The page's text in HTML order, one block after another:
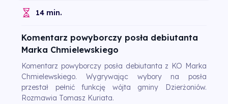
14 min.
Komentarz powyborczy posła debiutanta
Marka Chmielewskiego
Komentarz powyborczy posła debiutanta z KO Marka
Chmielewskiego. Wygrywając wybory na posła
przestał pełnić funkcję wójta gminy Dzierżoniów.
Rozmawia Tomasz Kuriata.